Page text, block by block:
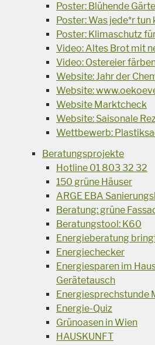
Poster: Blühende
Poster: Was jede*r tun
Poster: Klimaschutz
Video: Altes Brot mit
Video: Ostereier
Website: Jahr der
Website:
Website Marktcheck
Website: Saisonale
Wettbewerb:
Beratungsprojekte
Hotline 01 803 32 32
150 grüne Häuser
ARGE EBA
Beratung: grüne
Beratungstool: K60
Energieberatung
Energiechecker
Energiesparen im
Gerätetausch
Energiesprechstunde
Energie-Quiz
Grünoasen in Wien
HAUSKUNFT